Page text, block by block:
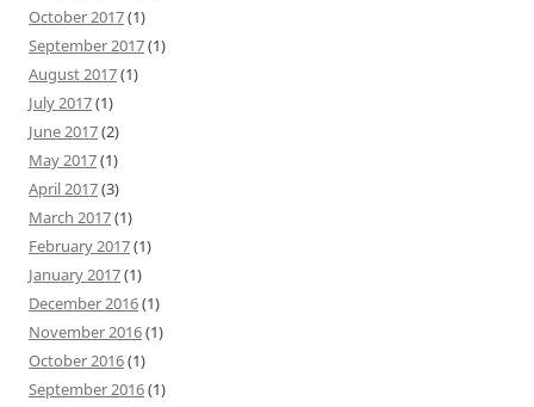
October 2017(1)
September 2017(1)
August 2017(1)
July 2017(1)
June 2017(2)
May 2017(1)
April 2017(3)
March 2017(1)
February 2017(1)
January 2017(1)
December 2016(1)
November 2016(1)
October 2016(1)
September 2016(1)